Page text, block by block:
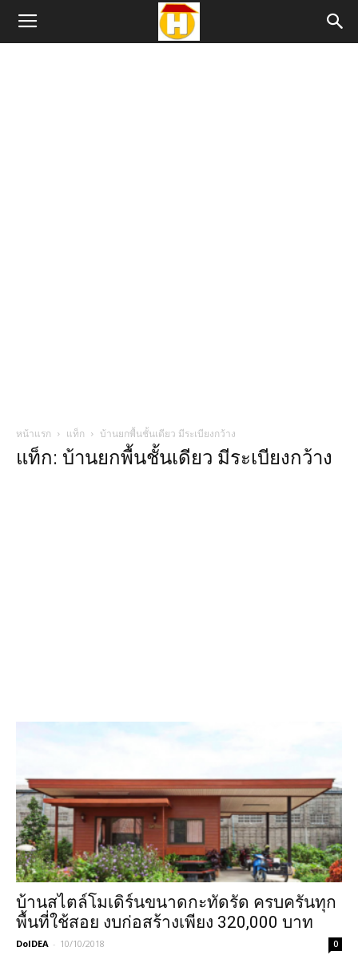
หน้าแรก แท็ก บ้านยกพื้นชั้นเดียว มีระเบียงกว้าง
แท็ก: บ้านยกพื้นชั้นเดียว มีระเบียงกว้าง
บ้านสไตล์โมเดิร์นขนาดกะทัดรัด ครบครันทุก
พื้นที่ใช้สอย งบก่อสร้างเพียง 320,000 บาท
DoIDEA - 10/10/2018 0